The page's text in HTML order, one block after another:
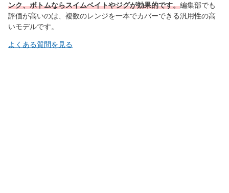
ンク、ボトムならスイムベイトやジグが効果的です。編集部でも
評価が高いのは、複数のレンジを一本でカバーできる汎用性の高
いモデルです。
よくある質問を見る